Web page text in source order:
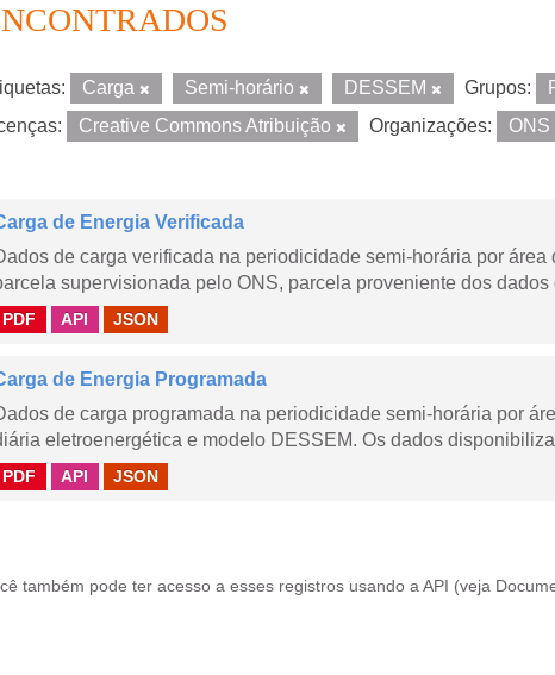
Carga Semi-horário DESSEM Grupos:
Creative Commons Atribuição Organizações: ONS
de Energia Verificada
de carga verificada na periodicidade semi-horária por
supervisionada pelo ONS, parcela proveniente dos dados
PDF API JSON
de Energia Programada
de carga programada na periodicidade semi-horária por
eletroenergética e modelo DESSEM. Os dados
PDF API JSON
também pode ter acesso a esses registros usando a API (veja